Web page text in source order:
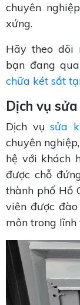
chuyên
xứng.
Hãy theo dõi
bạn đang
chữa két sắt
Dịch vụ
Dịch vụsửa
chuyên
hệ với khách
được chỗ
thành phố Hồ
viên được
môn trong lĩnh